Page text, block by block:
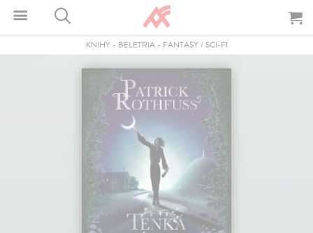
KNIHY- BELETRIA- FANTASY / SCI-FI